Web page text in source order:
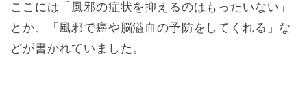
ここには「風邪の症状を抑えるのはもったいない」
とか、「風邪で癌や脳溢血の予防をしてくれる」な
どが書かれていました。